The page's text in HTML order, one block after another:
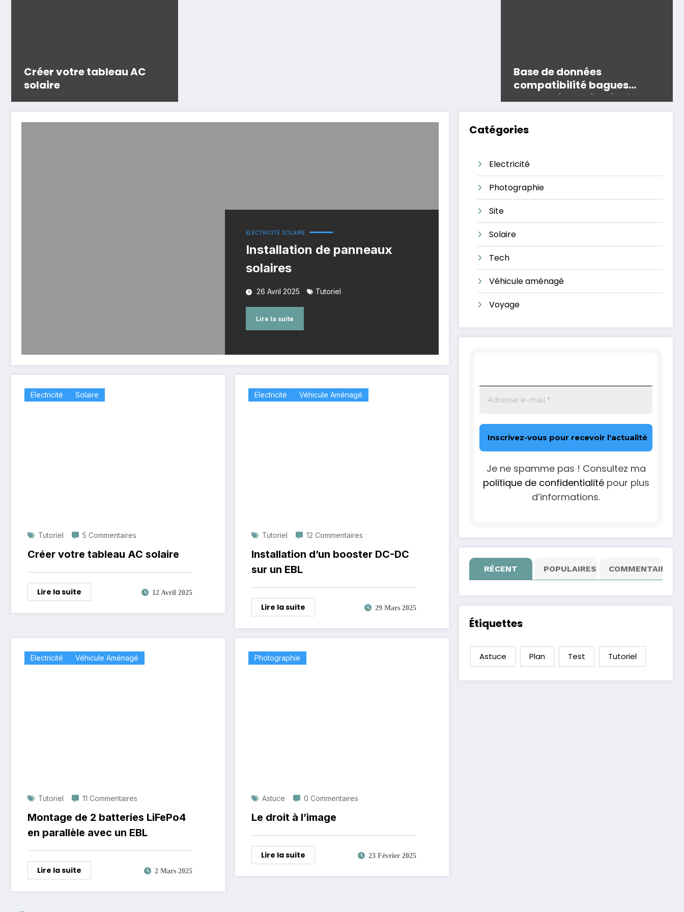
Créer votre tableau AC
solaire
Base de données
compatibilité bagues
adaptation objectifs à
monture Canon pour
boîtiers Sony
ELECTRICITÉ SOLAIRE
Installation de panneaux
solaires
26 Avril 2025 Tutoriel
Lire la suite
Electricité Solaire
Tutoriel 5 Commentaires
Créer votre tableau AC solaire
Lire la suite 12 Avril 2025
Electricité Véhicule Aménagé
Tutoriel 12 Commentaires
Installation d’un booster DC-DC
sur un EBL
Lire la suite 29 Mars 2025
Electricité Véhicule Aménagé
Tutoriel 11 Commentaires
Montage de 2 batteries LiFePo4
en parallèle avec un EBL
Lire la suite 2 Mars 2025
Photographie
Astuce 0 Commentaires
Le droit à l’image
Lire la suite 23 Février 2025
Catégories
Electricité
Photographie
Site
Solaire
Tech
Véhicule aménagé
Voyage
Je ne spamme pas ! Consultez ma
politique de confidentialitépour plus
d’informations.
RÉCENT POPULAIRES COMMENTAIRE
Étiquettes
Astuce Plan Test Tutoriel